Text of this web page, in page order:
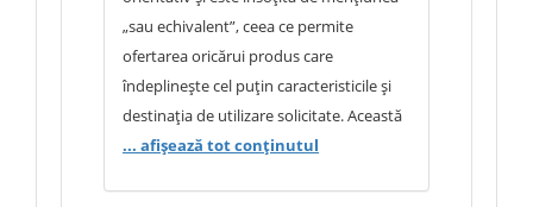
subdiviziunile instituției. Cerința nu are
scopul de a restrânge concurența, ci de a
asigura utilizarea eficientă a produsului
conform necesităților operaționale ale
autorității contractante. În consecință,
„sau echivalent”, ceea ce permite
ofertarea oricărui produs care
îndeplinește cel puțin caracteristicile și
destinația de utilizare solicitate. Această
referire nu are ca efect limitarea
... afișează tot conținutul